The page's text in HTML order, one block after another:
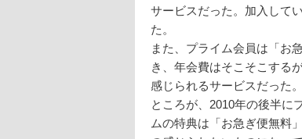
サービスだった。加入して
た。
また、プライム会員は「お
き、年会費はそこそこする
感じられるサービスだった。
ところが、2010年の後半に
ムの特典は「お急ぎ便無料